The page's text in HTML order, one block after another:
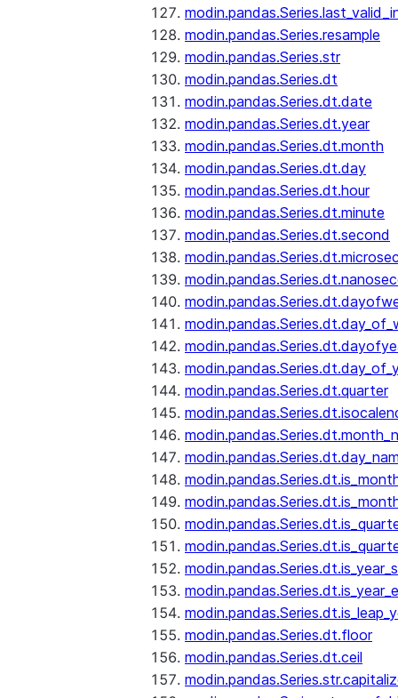
modin.pandas.Series.resample
modin.pandas.Series.str
modin.pandas.Series.dt
modin.pandas.Series.dt.date
modin.pandas.Series.dt.year
modin.pandas.Series.dt.month
modin.pandas.Series.dt.day
modin.pandas.Series.dt.hour
modin.pandas.Series.dt.minute
modin.pandas.Series.dt.second
modin.pandas.Series.dt.quarter
modin.pandas.Series.dt.floor
modin.pandas.Series.dt.ceil